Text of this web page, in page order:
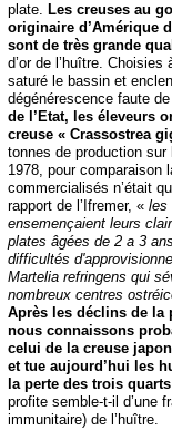
plate. Les creuses au
originaire d’Amérique
sont de très grande
d’or de l’huître.
saturé le bassin et
dégénérescence faute
de l’Etat, les éleveurs
creuse « Crassostrea
tonnes de production sur
1978, pour comparaison
commercialisés n’était
rapport de l’Ifremer, « les
ensemençaient leurs
plates âgées de 2 a 3
difficultés
Martelia refringens qui
nombreux centres
Après les déclins de la
nous connaissons
celui de la creuse
et tue aujourd’hui les
la perte des trois
profite semble-t-il d’une
immunitaire) de l’huître.